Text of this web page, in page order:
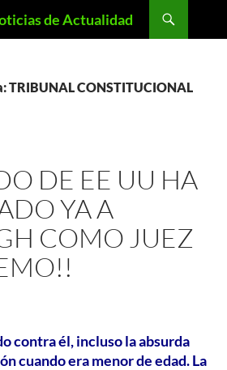
de Actualidad
TRIBUNAL CONSTITUCIONAL
DE EE UU HA
YA A
COMO JUEZ
contra él, incluso la absurda
cuando era menor de edad. La